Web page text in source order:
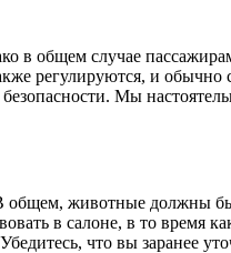
в общем случае
регулируются, и обычно
Мы
В общем, животные должны
в салоне, в то время
что вы заранее